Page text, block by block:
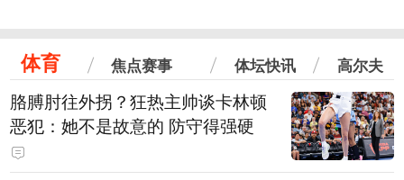
体育 焦点赛事 体坛快讯 高尔夫
胳膊肘往外拐？狂热主帅谈卡林顿
恶犯：她不是故意的 防守得强硬